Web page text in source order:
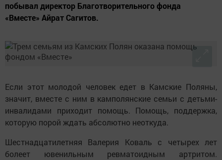
побывал директор Благотворительного фонда
«Вместе» Айрат Сагитов.
Если этот молодой человек едет в Камские Поляны,
значит, вместе с ним в камполянские семьи с детьми-
инвалидами приходит помощь. Помощь, поддержка,
которую порой ждать абсолютно неоткуда.
Шестнадцатилетняя Валерия Коваль с четырех лет
болеет ювенильным ревматоидным артритом.